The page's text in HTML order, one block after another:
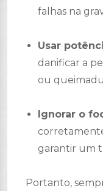
falhas na
Usar
danificar a
ou
Ignorar o
garantir um
Portanto,